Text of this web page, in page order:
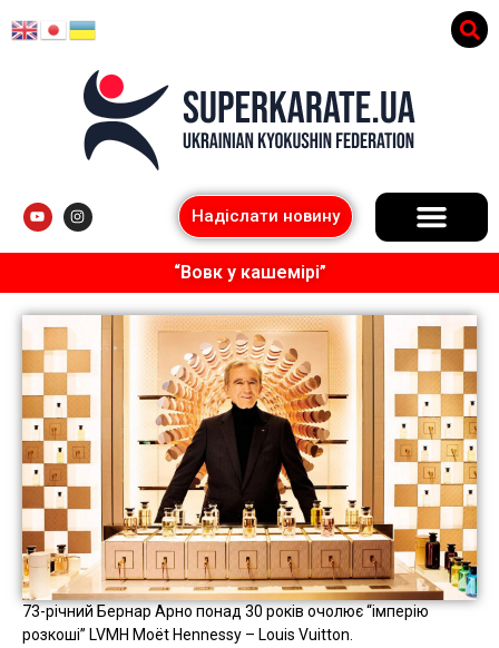
Надіслати новину
“Вовк у кашемірі”
73-річний Бернар Арно понад 30 років очолює “імперію
розкоші” LVMH Moët Hennessy – Louis Vuitton.